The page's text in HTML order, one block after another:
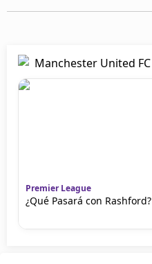
Manchester United FC
Premier League
¿Qué Pasará con Rashford?